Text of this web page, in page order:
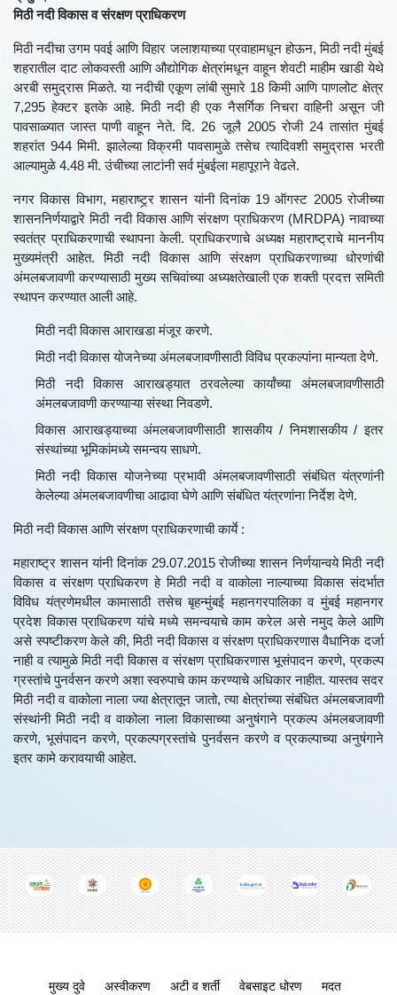
मिठी नदी विकास व संरक्षण प्राधिकरण
मिठी नदीचा उगम पवई आणि विहार जलाशयाच्या प्रवाहामधून होऊन, मिठी नदी मुंबई
शहरातील दाट लोकवस्ती आणि औद्योगिक क्षेत्रांमधून वाहून शेवटी माहीम खाडी येथे
अरबी समुद्रास मिळते. या नदीची एकूण लांबी सुमारे 18 किमी आणि पाणलोट क्षेत्र
7,295 हेक्टर इतके आहे. मिठी नदी ही एक नैसर्गिक निचरा वाहिनी असून जी
पावसाळ्यात जास्त पाणी वाहून नेते. दि. 26 जूलै 2005 रोजी 24 तासांत मुंबई
शहरांत 944 मिमी. झालेल्या विक्रमी पावसामुळे तसेच त्यादिवशी समुद्रास भरती
आल्यामुळे 4.48 मी. उंचीच्या लाटांनी सर्व मुंबईला महापूराने वेढले.
नगर विकास विभाग, महाराष्ट्र्र शासन यांनी दिनांक 19 ऑगस्ट 2005 रोजीच्या
शासननिर्णयाद्वारे मिठी नदी विकास आणि संरक्षण प्राधिकरण (MRDPA) नावाच्या
स्वतंत्र प्राधिकरणाची स्थापना केली. प्राधिकरणाचे अध्यक्ष महाराष्ट्राचे माननीय
मुख्यमंत्री आहेत. मिठी नदी विकास आणि संरक्षण प्राधिकरणाच्या धोरणांची
अंमलबजावणी करण्यासाठी मुख्य सचिवांच्या अध्यक्षतेखाली एक शक्ती प्रदत्त समिती
स्थापन करण्यात आली आहे.
मिठी नदी विकास आराखडा मंजूर करणे.
मिठी नदी विकास योजनेच्या अंमलबजावणीसाठी विविध प्रकल्पांना मान्यता देणे.
मिठी नदी विकास आराखड्यात ठरवलेल्या कार्यांच्या अंमलबजावणीसाठी
अंमलबजावणी करण्याऱ्या संस्था निवडणे.
विकास आराखड्याच्या अंमलबजावणीसाठी शासकीय / निमशासकीय / इतर
संस्थांच्या भूमिकांमध्ये समन्वय साधणे.
मिठी नदी विकास योजनेच्या प्रभावी अंमलबजावणीसाठी संबंधित यंत्रणांनी
केलेल्या अंमलबजावणीचा आढावा घेणे आणि संबंधित यंत्रणांना निर्देश देणे.
मिठी नदी विकास आणि संरक्षण प्राधिकरणाची कार्ये :
महाराष्ट्र शासन यांनी दिनांक 29.07.2015 रोजीच्या शासन निर्णयान्वये मिठी नदी
विकास व संरक्षण प्राधिकरण हे मिठी नदी व वाकोला नाल्याच्या विकास संदर्भात
विविध यंत्रणेमधील कामासाठी तसेच बृहन्मुंबई महानगरपालिका व मुंबई महानगर
प्रदेश विकास प्राधिकरण यांचे मध्ये समन्वयाचे काम करेल असे नमुद केले आणि
असे स्पष्टीकरण केले की, मिठी नदी विकास व संरक्षण प्राधिकरणास वैधानिक दर्जा
नाही व त्यामुळे मिठी नदी विकास व संरक्षण प्राधिकरणास भूसंपादन करणे, प्रकल्प
ग्रस्तांचे पुनर्वसन करणे अशा स्वरुपाचे काम करण्याचे अधिकार नाहीत. यास्तव सदर
मिठी नदी व वाकोला नाला ज्या क्षेत्रातून जातो, त्या क्षेत्रांच्या संबंधित अंमलबजावणी
संस्थांनी मिठी नदी व वाकोला नाला विकासाच्या अनुषंगाने प्रकल्प अंमलबजावणी
करणे, भूसंपादन करणे, प्रकल्पग्रस्तांचे पुनर्वसन करणे व प्रकल्पाच्या अनुषंगाने
इतर कामे करावयाची आहेत.
Footer menu
मुख्य दुवे अस्वीकरण अटी व शर्ती वेबसाइट धोरण मदत